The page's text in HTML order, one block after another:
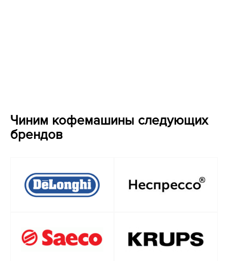
Чиним кофемашины следующих
брендов